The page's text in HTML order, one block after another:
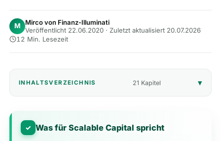
🛠 Tools ▾
📰
Wie finanziert sich diese Seite?
Über mich
M
Mirco von Finanz-Illuminati
Veröffentlicht 22.06.2020 · Zuletzt aktualisiert 20.07.2026
12 Min. Lesezeit
INHALTSVERZEICHNIS 21 Kapitel
✓ Was für Scalable Capital spricht